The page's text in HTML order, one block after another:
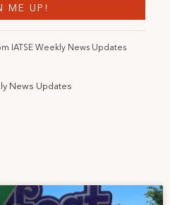
IATSE Weekly News Updates
News Updates